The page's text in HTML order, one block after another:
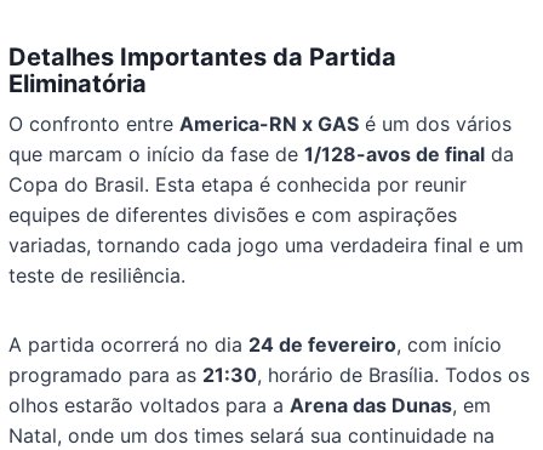
Detalhes Importantes da Partida
Eliminatória
O confronto entreAmerica-RN x GAS é um dos vários
que marcam o início da fase de1/128-avos de final da
Copa do Brasil. Esta etapa é conhecida por reunir
equipes de diferentes divisões e com aspirações
variadas, tornando cada jogo uma verdadeira final e um
teste de resiliência.
A partida ocorrerá no dia 24 de fevereiro, com início
programado para as 21:30, horário de Brasília. Todos os
olhos estarão voltados para aArena das Dunas, em
Natal, onde um dos times selará sua continuidade na